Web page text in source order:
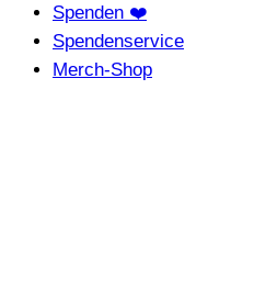
Spenden ❤️
Spendenservice
Merch-Shop